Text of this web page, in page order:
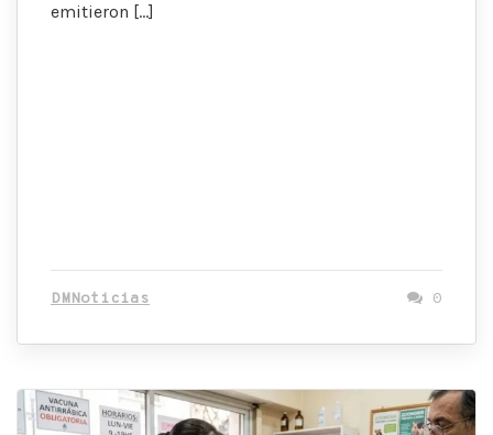
emitieron […]
DMNoticias 0